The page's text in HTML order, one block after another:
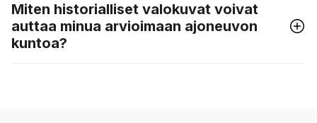
Miten historialliset valokuvat voivat
auttaa minua arvioimaan ajoneuvon
kuntoa?